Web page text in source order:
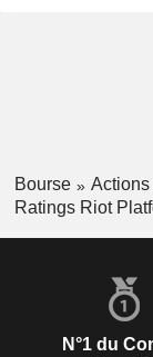
Bourse Actions
Ratings Riot
N°1 du